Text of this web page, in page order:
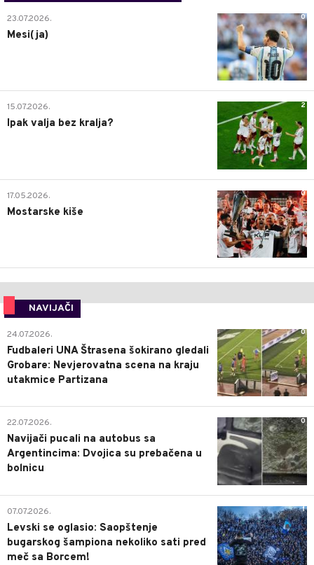
0
23.07.2026.
Mesi(ja)
2
15.07.2026.
Ipak valja bez kralja?
0
17.05.2026.
Mostarske kiše
NAVIJAČI
0
24.07.2026.
Fudbaleri UNA Štrasena šokirano gledali
Grobare: Nevjerovatna scena na kraju
utakmice Partizana
0
22.07.2026.
Navijači pucali na autobus sa
Argentincima: Dvojica su prebačena u
bolnicu
1
07.07.2026.
Levski se oglasio: Saopštenje
bugarskog šampiona nekoliko sati pred
meč sa Borcem!